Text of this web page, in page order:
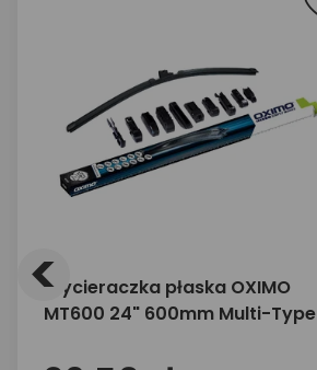
Wycieraczka płaska OXIMO
MT600 24" 600mm Multi-Type
<